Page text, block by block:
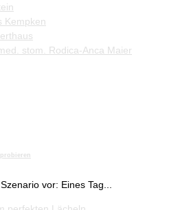
Kempken
stom. Rodica-Anca Maier
vor: Eines Tag...